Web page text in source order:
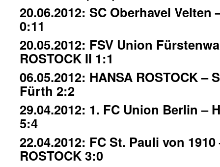
20.06.2012: SC Oberhavel Velten
0:11
20.05.2012: FSV Union
ROSTOCK II 1:1
06.05.2012: HANSA ROSTOCK –
Fürth 2:2
29.04.2012: 1. FC Union Berlin –
5:4
22.04.2012: FC St. Pauli von 1910
ROSTOCK 3:0